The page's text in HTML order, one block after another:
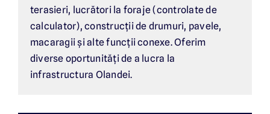
terasieri, lucrători la foraje (controlate de
calculator), construcții de drumuri, pavele,
macaragii și alte funcții conexe. Oferim
diverse oportunități de a lucra la
infrastructura Olandei.